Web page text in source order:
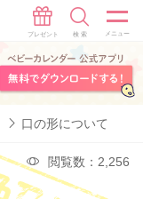
口の形について
閲覧数：2,256